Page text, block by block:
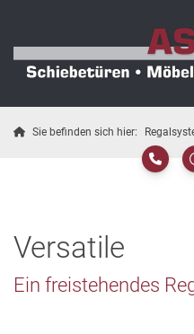
Sie befinden sich hier:
Versatile
Ein freistehendes